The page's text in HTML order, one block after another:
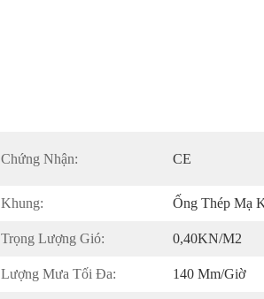
Chứng Nhận: CE
Khung: Ống Thép Mạ
Trọng Lượng Gió: 0,40KN/m2
Lượng Mưa Tối Đa: 140 Mm/giờ